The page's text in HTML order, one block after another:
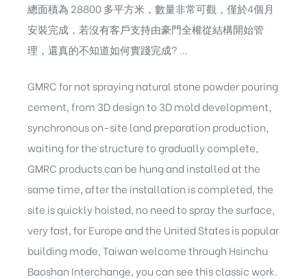
總面積為 28800 多平方米，數量非常可觀，僅於4個月
安裝完成，若沒有客戶支持由豪門全權從結構開始管
理，還真的不知道如何實踐完成? …
GMRC for not spraying natural stone powder pouring
cement, from 3D design to 3D mold development,
synchronous on-site land preparation production,
waiting for the structure to gradually complete,
GMRC products can be hung and installed at the
same time, after the installation is completed, the
site is quickly hoisted, no need to spray the surface,
very fast, for Europe and the United States is popular
building mode, Taiwan welcome through Hsinchu
Baoshan Interchange, you can see this classic work.